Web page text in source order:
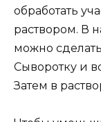
обработать
раствором. В
можно
Сыворотку и
Затем в